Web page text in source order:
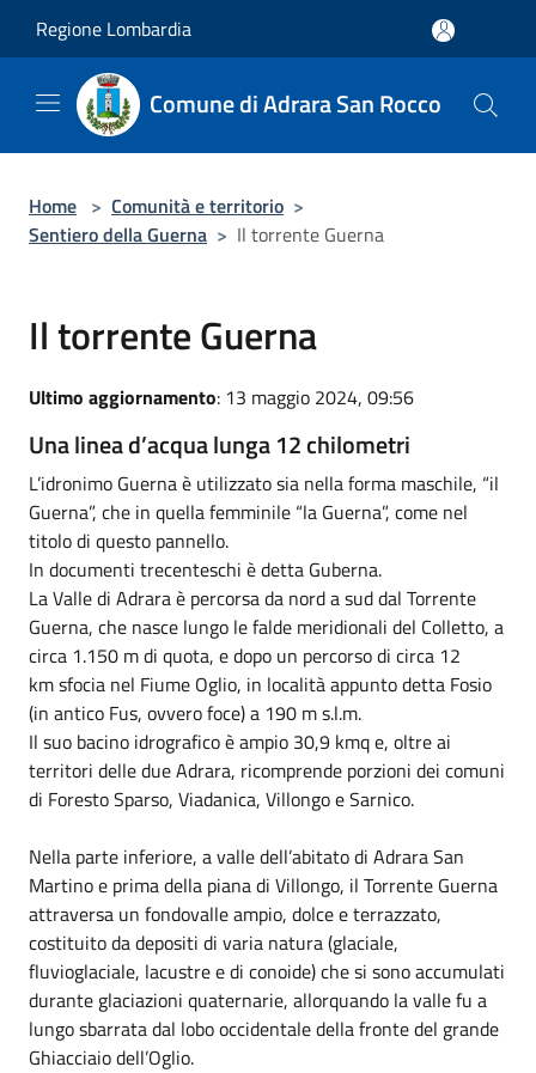
Regione Lombardia
Comune di Adrara San Rocco
Home > Comunità e territorio >
Sentiero della Guerna > Il torrente Guerna
Il torrente Guerna
Ultimo aggiornamento: 13 maggio 2024, 09:56
Una linea d’acqua lunga 12 chilometri
L’idronimo Guerna è utilizzato sia nella forma maschile, “il
Guerna”, che in quella femminile “la Guerna”, come nel
titolo di questo pannello.
In documenti trecenteschi è detta Guberna.
La Valle di Adrara è percorsa da nord a sud dal Torrente
Guerna, che nasce lungo le falde meridionali del Colletto, a
circa 1.150 m di quota, e dopo un percorso di circa 12
km sfocia nel Fiume Oglio, in località appunto detta Fosio
(in antico Fus, ovvero foce) a 190 m s.l.m.
Il suo bacino idrografico è ampio 30,9 kmq e, oltre ai
territori delle due Adrara, ricomprende porzioni dei comuni
di Foresto Sparso, Viadanica, Villongo e Sarnico.
Nella parte inferiore, a valle dell’abitato di Adrara San
Martino e prima della piana di Villongo, il Torrente Guerna
attraversa un fondovalle ampio, dolce e terrazzato,
costituito da depositi di varia natura (glaciale,
fluvioglaciale, lacustre e di conoide) che si sono accumulati
durante glaciazioni quaternarie, allorquando la valle fu a
lungo sbarrata dal lobo occidentale della fronte del grande
Ghiacciaio dell’Oglio.